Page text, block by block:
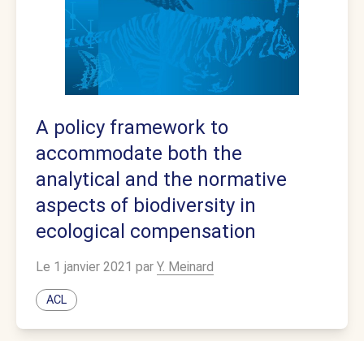
A policy framework to
accommodate both the
analytical and the normative
aspects of biodiversity in
ecological compensation
Le 1 janvier 2021 par Y. Meinard
ACL